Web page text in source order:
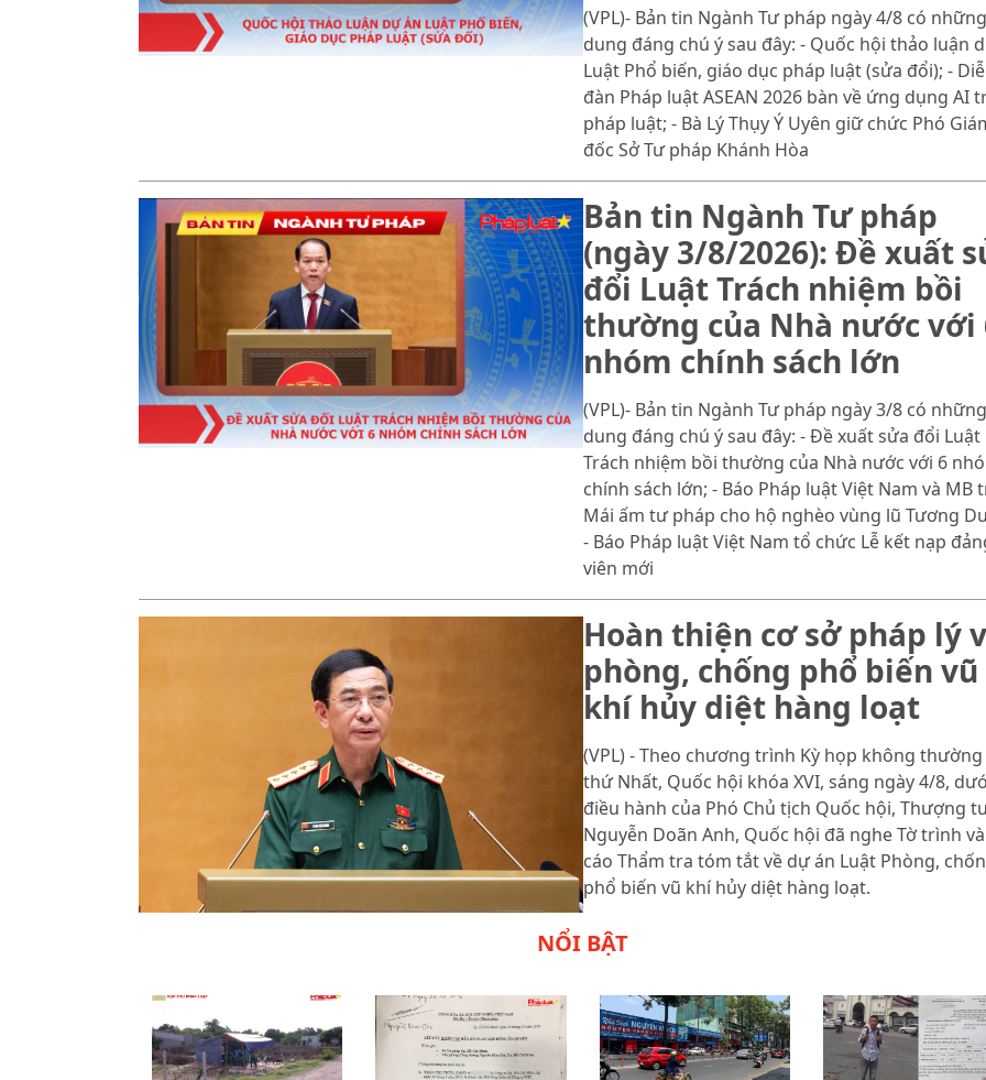
(VPL)- Bản tin Ngành Tư pháp ngày 4/8 có
dung đáng chú ý sau đây: - Quốc hội thảo luận
Luật Phổ biến, giáo dục pháp luật (sửa đổi); -
đàn Pháp luật ASEAN 2026 bàn về ứng dụng AI
pháp luật; - Bà Lý Thụy Ý Uyên giữ chức Phó
đốc Sở Tư pháp Khánh Hòa
Bản tin Ngành Tư pháp
(ngày 3/8/2026): Đề xuất
đổi Luật Trách nhiệm bồi
thường của Nhà nước với
nhóm chính sách lớn
(VPL)- Bản tin Ngành Tư pháp ngày 3/8 có
dung đáng chú ý sau đây: - Đề xuất sửa đổi Luật
Trách nhiệm bồi thường của Nhà nước với 6
chính sách lớn; - Báo Pháp luật Việt Nam và MB
Mái ấm tư pháp cho hộ nghèo vùng lũ Tương
- Báo Pháp luật Việt Nam tổ chức Lễ kết nạp
viên mới
Hoàn thiện cơ sở pháp lý
phòng, chống phổ biến vũ
khí hủy diệt hàng loạt
(VPL) - Theo chương trình Kỳ họp không thường
thứ Nhất, Quốc hội khóa XVI, sáng ngày 4/8,
điều hành của Phó Chủ tịch Quốc hội, Thượng
Nguyễn Doãn Anh, Quốc hội đã nghe Tờ trình
cáo Thẩm tra tóm tắt về dự án Luật Phòng,
phổ biến vũ khí hủy diệt hàng loạt.
NỔI BẬT